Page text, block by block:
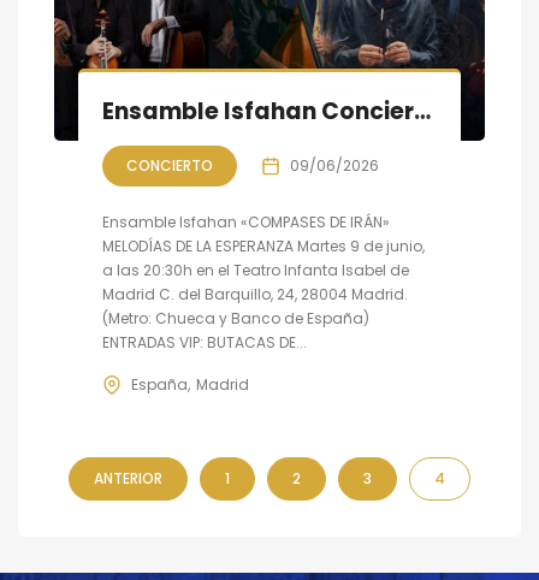
Ensamble Isfahan Concierto «COMPASES DE IRÁN»: Melodías de la Esperanza
CONCIERTO 09/06/2026
Ensamble Isfahan «COMPASES DE IRÁN»
MELODÍAS DE LA ESPERANZA Martes 9 de junio,
a las 20:30h en el Teatro Infanta Isabel de
Madrid C. del Barquillo, 24, 28004 Madrid.
(Metro: Chueca y Banco de España)
ENTRADAS VIP: BUTACAS DE...
España Madrid
ANTERIOR 1 2 3 4